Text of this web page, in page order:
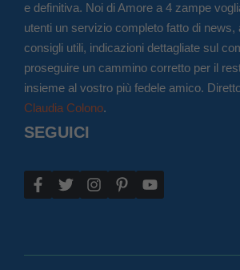
e definitiva. Noi di Amore a 4 zampe
utenti un servizio completo fatto di news,
consigli utili, indicazioni dettagliate sul
proseguire un cammino corretto per il
insieme al vostro più fedele amico.
Claudia Colono.
SEGUICI